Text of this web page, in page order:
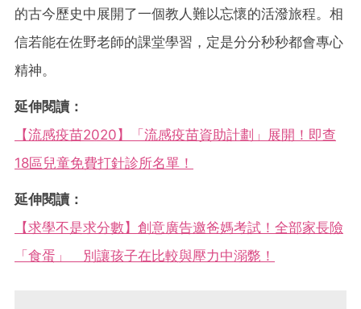
的古今歷史中展開了一個教人難以忘懷的活潑旅程。相
信若能在佐野老師的課堂學習，定是分分秒秒都會專心
精神。
延伸閱讀：
【流感疫苗2020】「流感疫苗資助計劃」展開！即查
18區兒童免費打針診所名單！
延伸閱讀：
【求學不是求分數】創意廣告邀爸媽考試！全部家長險
「食蛋」 別讓孩子在比較與壓力中溺斃！